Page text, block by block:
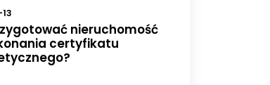
nieruchomość
certyfikatu